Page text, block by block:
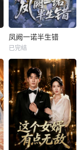
凤阙一诺半生错
已完结